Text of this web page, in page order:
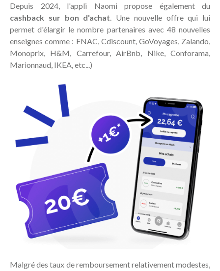
Depuis 2024, l'appli Naomi propose également du
cashback sur bon d'achat . Une nouvelle offre qui lui
permet d'élargir le nombre partenaires avec 48 nouvelles
enseignes comme : FNAC, Cdiscount, GoVoyages, Zalando,
Monoprix, H&M, Carrefour, AirBnb, Nike, Conforama,
Marionnaud, IKEA, etc...)
Malgré des taux de remboursement relativement modestes,